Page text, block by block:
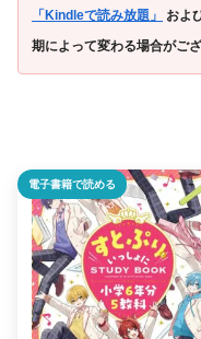
「Kindleで読み放題」 およ
期によって変わる場合がござ
電子書籍で読める